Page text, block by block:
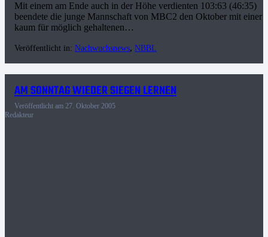
Mit einem am Ende auch in der Höhe verdienten 103:63 (46:35)
beendete die junge Mannschaft von MBC2 den Oktober mit einer
kaum für möglich gehaltenen…
Veröffentlicht in: Nachwuchsnews, NBBL
AM SONNTAG WIEDER SIEGEN LERNEN
Veröffentlicht am 27. Oktober 2005
Redakteur